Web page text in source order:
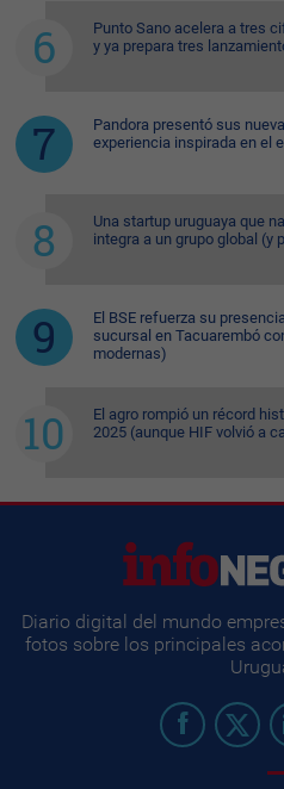
Punto Sano acelera a tres
y ya prepara tres
Pandora presentó sus
experiencia inspirada en el
Una startup uruguaya que
integra a un grupo global (y
El BSE refuerza su
sucursal en Tacuarembó
modernas)
El agro rompió un récord
2025 (aunque HIF volvió a
Diario digital del mundo
fotos sobre los principales